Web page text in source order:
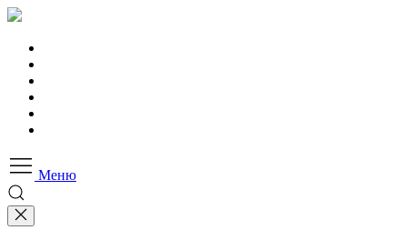
Меню